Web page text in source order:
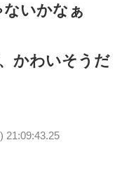
いかなぁ
かわいそうだ
21:09:43.25